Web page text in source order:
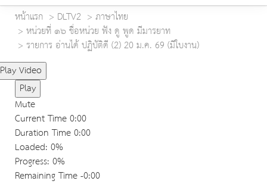
หน้าแรก DLTV2
ภาษาไทย
หน่วยที่ ๑๖ ชื่อหน่วย ฟัง ดู พูด มีมารยาท
รายการ อ่านได้ ปฏิบัติดี (2) 20 ม.ค. 69 (มีใบงาน)
Play Video
Play
Mute
Current Time0:00
Duration Time0:00
Loaded: 0%
Progress: 0%
Remaining Time-0:00